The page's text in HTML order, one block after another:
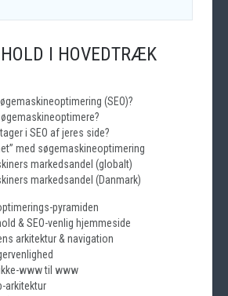
I HOVEDTRÆK
(SEO)?
i SEO af jeres side?
med søgemaskineoptimering
markedsandel (globalt)
markedsandel (Danmark)
pyramiden
& SEO-venlig hjemmeside
arkitektur & navigation
www til www
arkitektur